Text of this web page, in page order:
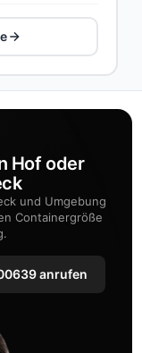
Hof oder
und Umgebung
Containergröße
anrufen